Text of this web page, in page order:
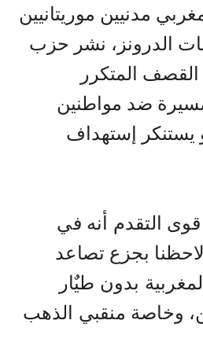
مدنيين موريتانيين
الدرونز، نشر حزب
المتكرر
ضد مواطنين
يستنكر إستهداف
التقدم أنه في
لاحظنا بجزع تصاعد
بدون طيٌار
وخاصة منقبي الذهب